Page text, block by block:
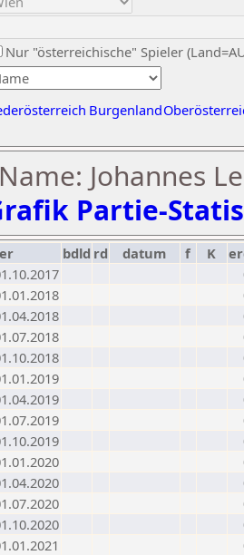
Nur "österreichische" Spieler
Burgenland
Johannes
Partie-
bdld rd datum f K